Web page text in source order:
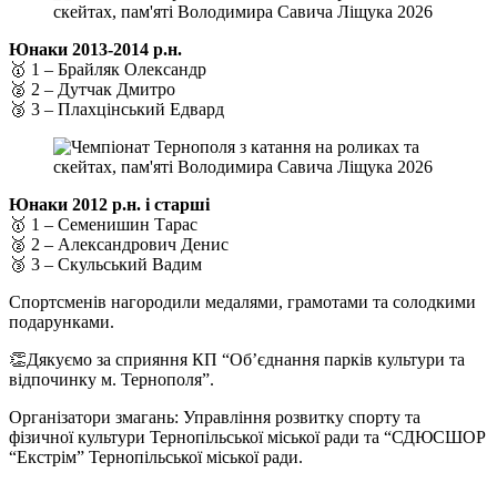
Юнаки 2013-2014 р.н.
🥇 1 – Брайляк Олександр
🥈 2 – Дутчак Дмитро
🥉 3 – Плахцінський Едвард
Юнаки 2012 р.н. і старші
🥇 1 – Семенишин Тарас
🥈 2 – Александрович Денис
🥉 3 – Скульський Вадим
Спортсменів нагородили медалями, грамотами та солодкими
подарунками.
👏Дякуємо за сприяння КП “Об’єднання парків культури та
відпочинку м. Тернополя”.
Організатори змагань: Управління розвитку спорту та
фізичної культури Тернопільської міської ради та “СДЮСШОР
“Екстрім” Тернопільської міської ради.